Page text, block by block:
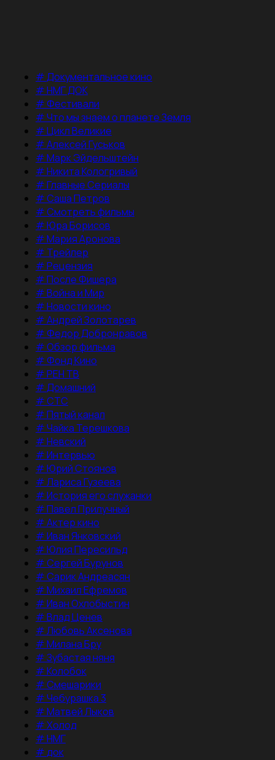
#Документальное кино
#НМГ ДОК
#Фестивали
#Что мы знаем о планете Земля
#Цикл Великие
#Алексей Гуськов
#Марк Эйдельштейн
#Никита Кологривый
#Главные Сериалы
#Саша Петров
#Смотреть фильмы
#Юра Борисов
#Мария Аронова
# Трейлер
#Рецензия
#После Фишера
#Война и Мир
#Новости кино
#Андрей Золотарев
#Федор Добронравов
#Обзор фильма
#Фонд Кино
#РЕН ТВ
#Домашний
#СТС
#Пятый канал
#Чайка Терешкова
#Невский
#Интервью
#Юрий Стоянов
#Лариса Гузеева
#История его служанки
#Павел Прилучный
#Актер кино
#Иван Янковский
#Юлия Пересильд
#Сергей Бурунов
#Сарик Андреасян
#Михаил Ефремов
#Иван Охлобыстин
#Влад Ценев
#Любовь Аксенова
#Милана Бру
#Зубастая няня
#Колобок
#Смешарики
#Чебурашка 3
#Матвей Лыков
#Холод
#НМГ
#док